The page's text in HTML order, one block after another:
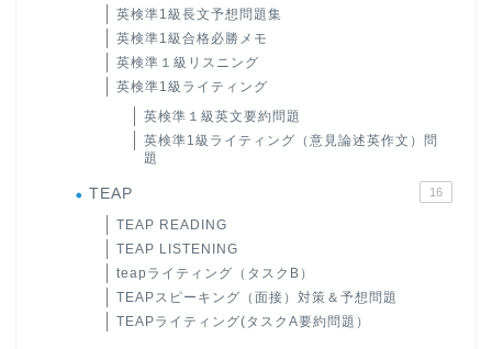
英検準1級長文予想問題集
英検準1級合格必勝メモ
英検準１級リスニング
英検準1級ライティング
英検準１級英文要約問題
英検準1級ライティング（意見論述英作文）問
題
TEAP 16
TEAP READING
TEAP LISTENING
teapライティング（タスクB）
TEAPスピーキング（面接）対策＆予想問題
TEAPライティング(タスクA要約問題）